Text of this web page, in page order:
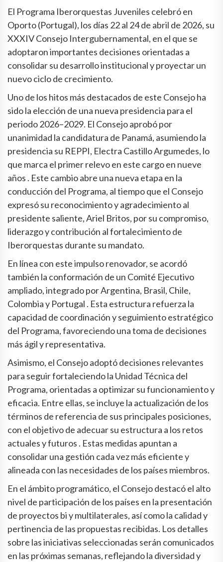
El Programa Iberorquestas Juveniles celebró en
Oporto (Portugal), los días 22 al 24 de abril de 2026, su
XXXIV Consejo Intergubernamental, en el que se
adoptaron importantes decisiones orientadas a
consolidar su desarrollo institucional y proyectar un
nuevo ciclo de crecimiento.
Uno de los hitos más destacados de este Consejo ha
sido la elección de una nueva presidencia para el
periodo 2026–2029. El Consejo aprobó por
unanimidad la candidatura de Panamá, asumiendo la
presidencia su REPPI, Electra Castillo Argumedes, lo
que marca el primer relevo en este cargo en nueve
años . Este cambio abre una nueva etapa en la
conducción del Programa, al tiempo que el Consejo
expresó su reconocimiento y agradecimiento al
presidente saliente, Ariel Britos, por su compromiso,
liderazgo y contribución al fortalecimiento de
Iberorquestas durante su mandato.
En línea con este impulso renovador, se acordó
también la conformación de un Comité Ejecutivo
ampliado, integrado por Argentina, Brasil, Chile,
Colombia y Portugal . Esta estructura refuerza la
capacidad de coordinación y seguimiento estratégico
del Programa, favoreciendo una toma de decisiones
más ágil y representativa.
Asimismo, el Consejo adoptó decisiones relevantes
para seguir fortaleciendo la Unidad Técnica del
Programa, orientadas a optimizar su funcionamiento y
eficacia. Entre ellas, se incluye la actualización de los
términos de referencia de sus principales posiciones,
con el objetivo de adecuar su estructura a los retos
actuales y futuros . Estas medidas apuntan a
consolidar una gestión cada vez más eficiente y
alineada con las necesidades de los países miembros.
En el ámbito programático, el Consejo destacó el alto
nivel de participación de los países en la presentación
de proyectos bi y multilaterales, así como la calidad y
pertinencia de las propuestas recibidas. Los detalles
sobre las iniciativas seleccionadas serán comunicados
en las próximas semanas, reflejando la diversidad y